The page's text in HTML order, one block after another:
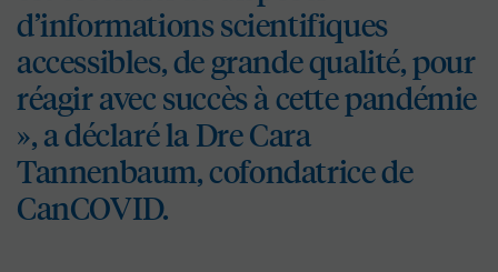
d’informations scientifiques
accessibles, de grande qualité, pour
réagir avec succès à cette pandémie
», a déclaré la Dre Cara
Tannenbaum, cofondatrice de
CanCOVID.